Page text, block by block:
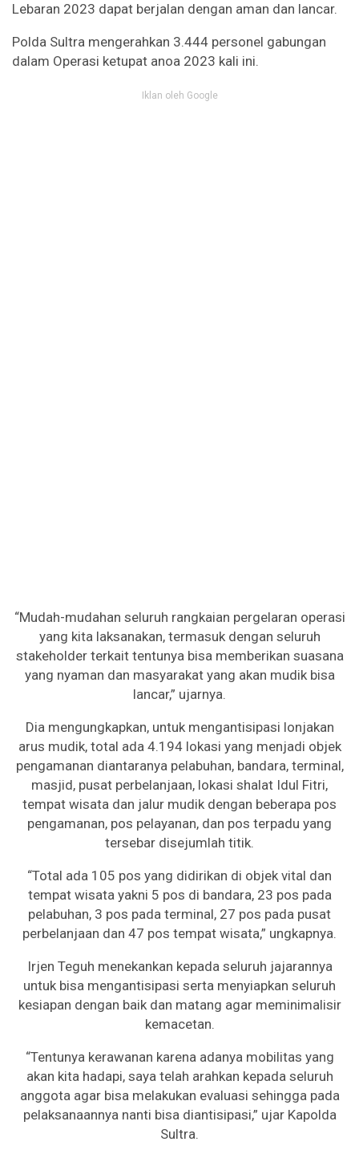
Lebaran 2023 dapat berjalan dengan aman dan lancar.
Polda Sultra mengerahkan 3.444 personel gabungan
dalam Operasi ketupat anoa 2023 kali ini.
Iklan oleh Google
“Mudah-mudahan seluruh rangkaian pergelaran operasi
yang kita laksanakan, termasuk dengan seluruh
stakeholder terkait tentunya bisa memberikan suasana
yang nyaman dan masyarakat yang akan mudik bisa
lancar,” ujarnya.
Dia mengungkapkan, untuk mengantisipasi lonjakan
arus mudik, total ada 4.194 lokasi yang menjadi objek
pengamanan diantaranya pelabuhan, bandara, terminal,
masjid, pusat perbelanjaan, lokasi shalat Idul Fitri,
tempat wisata dan jalur mudik dengan beberapa pos
pengamanan, pos pelayanan, dan pos terpadu yang
tersebar disejumlah titik.
“Total ada 105 pos yang didirikan di objek vital dan
tempat wisata yakni 5 pos di bandara, 23 pos pada
pelabuhan, 3 pos pada terminal, 27 pos pada pusat
perbelanjaan dan 47 pos tempat wisata,” ungkapnya.
Irjen Teguh menekankan kepada seluruh jajarannya
untuk bisa mengantisipasi serta menyiapkan seluruh
kesiapan dengan baik dan matang agar meminimalisir
kemacetan.
“Tentunya kerawanan karena adanya mobilitas yang
akan kita hadapi, saya telah arahkan kepada seluruh
anggota agar bisa melakukan evaluasi sehingga pada
pelaksanaannya nanti bisa diantisipasi,” ujar Kapolda
Sultra.